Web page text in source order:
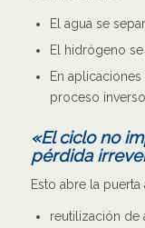
El agua se
El hidrógeno
En
proceso
«El ciclo no
pérdida
Esto abre la
reutilización de